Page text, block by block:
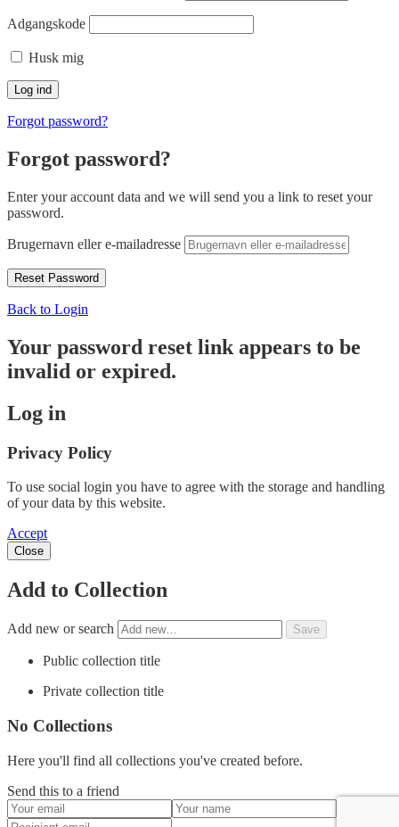
Adgangskode
Husk mig
Forgot password?
Forgot password?
Enter your account data and we will send you a link to reset your
password.
Brugernavn eller e-mailadresse
Back to Login
Your password reset link appears to be
invalid or expired.
Log in
Privacy Policy
To use social login you have to agree with the storage and handling
of your data by this website.
Accept
Close
Add to Collection
Add new or search
Public collection title
Private collection title
No Collections
Here you'll find all collections you've created before.
Send this to a friend